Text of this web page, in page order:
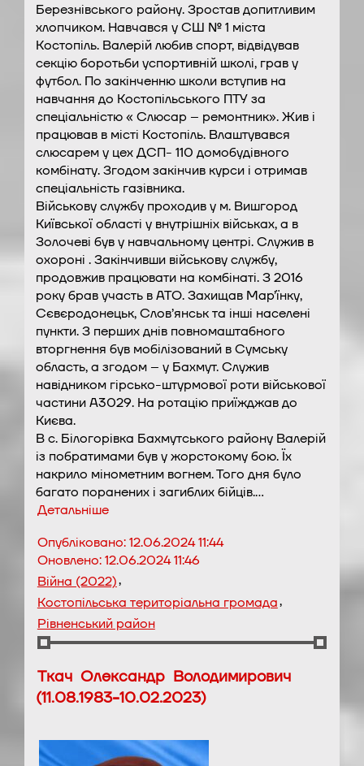
Березнівського району. Зростав допитливим
хлопчиком. Навчався у СШ № 1 міста
Костопіль. Валерій любив спорт, відвідував
секцію боротьби успортивній школі, грав у
футбол. По закінченню школи вступив на
навчання до Костопільського ПТУ за
спеціальністю « Слюсар – ремонтник». Жив і
працював в місті Костопіль. Влаштувався
слюсарем у цех ДСП- 110 домобудівного
комбінату. Згодом закінчив курси і отримав
спеціальність газівника.
Військову службу проходив у м. Вишгород
Київської області у внутрішніх військах, а в
Золочеві був у навчальному центрі. Служив в
охороні . Закінчивши військову службу,
продовжив працювати на комбінаті. З 2016
року брав участь в АТО. Захищав Мар’їнку,
Сєвєродонецьк, Слов’янськ та інші населені
пункти. З перших днів повномаштабного
вторгнення був мобілізований в Сумську
область, а згодом – у Бахмут. Служив
навідником гірсько-штурмової роти військової
частини А3029. На ротацію приїжджав до
Києва.
В с. Білогорівка Бахмутського району Валерій
із побратимами був у жорстокому бою. Їх
накрило мінометним вогнем. Того дня було
багато поранених і загиблих бійців.…
Детальніше
Опубліковано:12.06.2024 11:44
Оновлено:12.06.2024 11:46
Війна (2022),
Костопільська територіальна громада,
Рівненський район
Ткач Олександр Володимирович
(11.08.1983-10.02.2023)